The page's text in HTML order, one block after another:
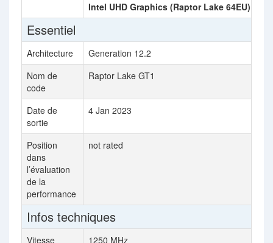
Intel UHD Graphics (Raptor Lake 64EU)
Essentiel
Architecture Generation 12.2
Nom de
code
Raptor Lake GT1
Date de
sortie
4 Jan 2023
Position
dans
l’évaluation
de la
performance
not rated
Infos techniques
Vitesse 1250 MHz